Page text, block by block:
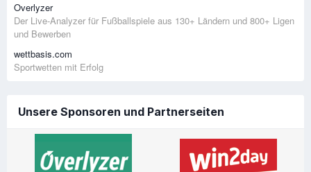
Overlyzer
Der Live-Analyzer für Fußballspiele aus 130+ Ländern und 800+ Ligen
und Bewerben
wettbasis.com
Sportwetten mit Erfolg
Unsere Sponsoren und Partnerseiten